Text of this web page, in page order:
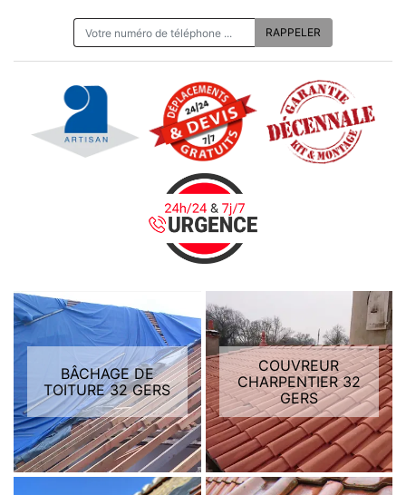
BÂCHAGE DE
TOITURE 32 GERS
COUVREUR
CHARPENTIER 32
GERS